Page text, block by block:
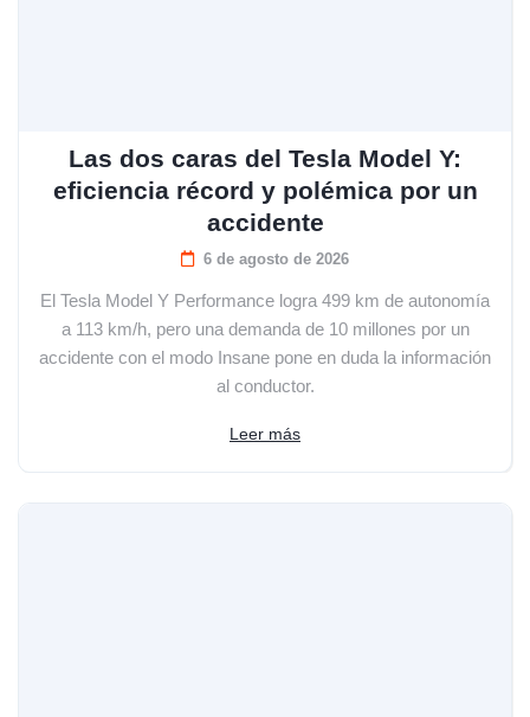
Las dos caras del Tesla Model Y:
eficiencia récord y polémica por un
accidente
6 de agosto de 2026
El Tesla Model Y Performance logra 499 km de autonomía
a 113 km/h, pero una demanda de 10 millones por un
accidente con el modo Insane pone en duda la información
al conductor.
Leer más